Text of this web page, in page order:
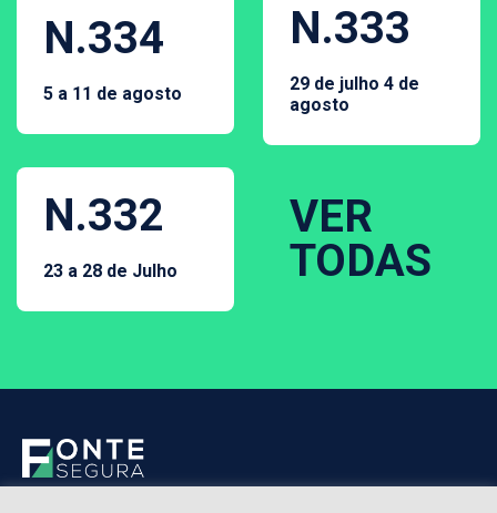
N.334
5 a 11 de agosto
N.333
29 de julho 4 de
agosto
N.332
23 a 28 de Julho
VER
TODAS